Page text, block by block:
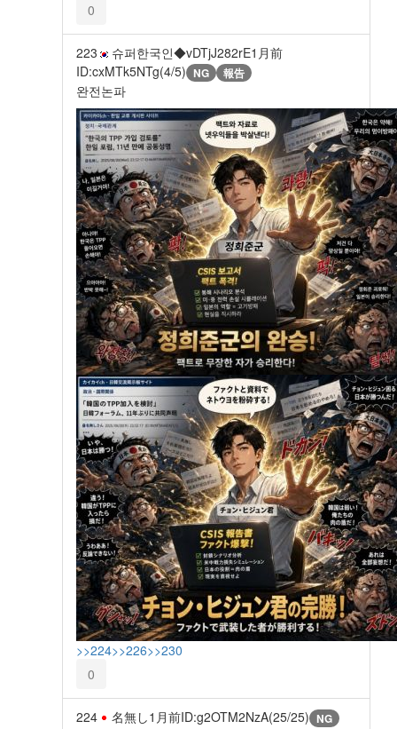
0
223 슈퍼한국인◆vDTjJ282rE1月前
ID:cxMTk5NTg(4/5) NG 報告
완전논파
>>224>>226>>230
0
224 名無し1月前ID:g2OTM2NzA(25/25) NG